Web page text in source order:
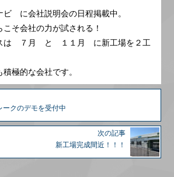
に会社説明会の日程掲載中。
そ会社の力が試される！
スは ７月 と １１月 に新工場を２工
極的な会社です。
ークのデモを受付中
次の記事
新工場完成間近！！！